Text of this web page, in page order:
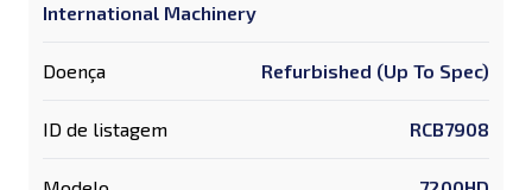
International Machinery
Doença Refurbished (Up To Spec)
ID de listagem RCB7908